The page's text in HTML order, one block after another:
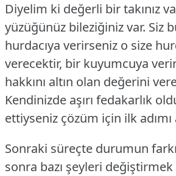
Diyelim ki değerli bir takınız
yüzüğünüz bileziğiniz var. Siz
hurdacıya verirseniz o size
verecektir, bir kuyumcuya
hakkını altın olan değerini
Kendinizde aşırı fedakarlık
ettiyseniz çözüm için ilk
Sonraki süreçte durumun
sonra bazı şeyleri değiştirmek